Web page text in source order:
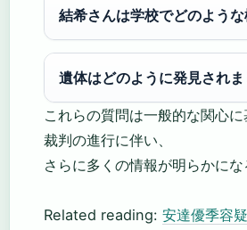
結希さんは学校でどのよう
遺体はどのように発見されま
これらの質問は一般的な関心に
裁判の進行に伴い、
さらに多くの情報が明らかにな
Related reading: 安達優季容